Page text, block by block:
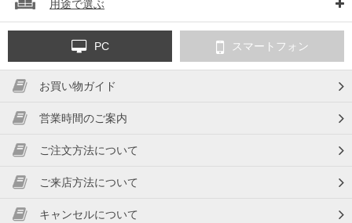
用途で選ぶ
PC スマートフォン
お買い物ガイド
営業時間のご案内
ご注文方法について
ご来店方法について
キャンセルについて